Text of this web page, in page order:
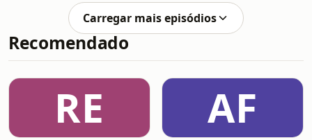
ano seguinte, juntou a
dire&ccedil;&atilde;o art&iacute;stica
ao curr&iacute;culo, com
&ldquo;Reparations, Baby!&rdquo;,
TV para debater
repara&ccedil;&otilde;es
hist&oacute;ricas. Agora planeia um
musical &lsquo;fora de tom&rsquo;, e
Carregar mais episódios
Recomendado
RE AF